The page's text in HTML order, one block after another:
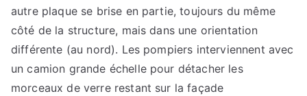
autre plaque se brise en partie, toujours du même
côté de la structure, mais dans une orientation
différente (au nord). Les pompiers interviennent avec
un camion grande échelle pour détacher les
morceaux de verre restant sur la façade